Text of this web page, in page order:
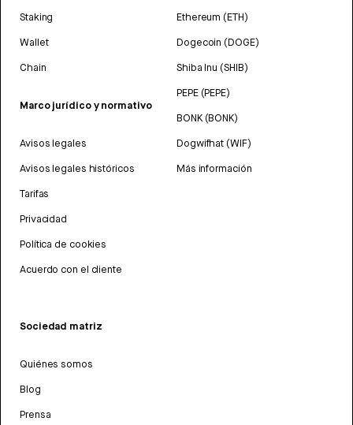
Staking
Wallet
Chain
Marco jurídico y normativo
Avisos legales
Avisos legales históricos
Tarifas
Privacidad
Política de cookies
Acuerdo con el cliente
Ethereum (ETH)
Dogecoin (DOGE)
Shiba Inu (SHIB)
PEPE (PEPE)
BONK (BONK)
Dogwifhat (WIF)
Más información
Sociedad matriz
Quiénes somos
Blog
Prensa